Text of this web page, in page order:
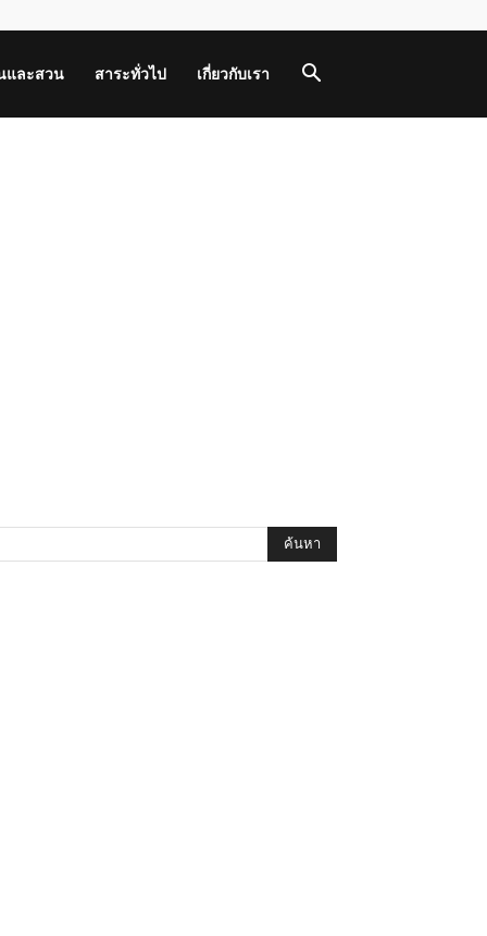
และสวน สาระทั่วไป เกี่ยวกับเรา